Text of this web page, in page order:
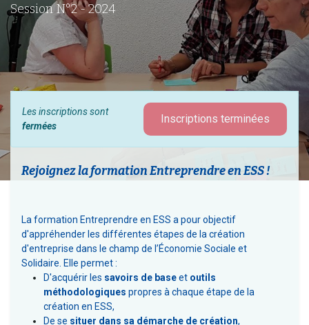
Session N°2 - 2024
Les inscriptions sont
fermées
Inscriptions terminées
Rejoignez la formation Entreprendre en ESS !
La formation Entreprendre en ESS a pour objectif
d'appréhender les différentes étapes de la création
d'entreprise dans le champ de l’Économie Sociale et
Solidaire. Elle permet :
D'acquérir les savoirs de baseet outils
méthodologiques propres à chaque étape de la
création en ESS,
De se situer dans sa démarche de création,